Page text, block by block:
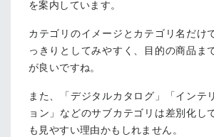
を案内しています。
カテゴリのイメージとカテゴリ名だけ
っきりとしてみやすく、目的の商品ま
が良いですね。
また、「デジタルカタログ」「インテ
ョン」などのサブカテゴリは差別化し
も見やすい理由かもしれません。